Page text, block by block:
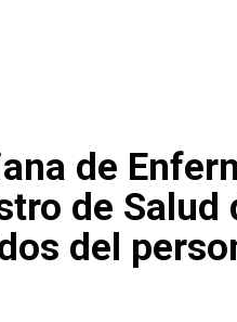
de
de Salud
del